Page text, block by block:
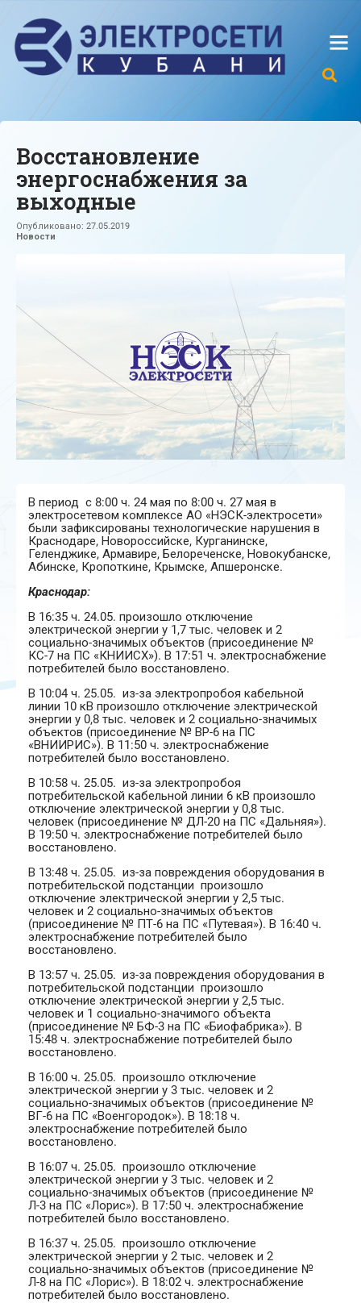
Восстановление
энергоснабжения за
выходные
Опубликовано: 27.05.2019
Новости
В период с 8:00 ч. 24 мая по 8:00 ч. 27 мая в
электросетевом комплексе АО «НЭСК-электросети»
были зафиксированы технологические нарушения в
Краснодаре, Новороссийске, Курганинске,
Геленджике, Армавире, Белореченске, Новокубанске,
Абинске, Кропоткине, Крымске, Апшеронске.
Краснодар:
В 16:35 ч. 24.05. произошло отключение
электрической энергии у 1,7 тыс. человек и 2
социально-значимых объектов (присоединение №
КС-7 на ПС «КНИИСХ»). В 17:51 ч. электроснабжение
потребителей было восстановлено.
В 10:04 ч. 25.05. из-за электропробоя кабельной
линии 10 кВ произошло отключение электрической
энергии у 0,8 тыс. человек и 2 социально-значимых
объектов (присоединение № ВР-6 на ПС
«ВНИИРИС»). В 11:50 ч. электроснабжение
потребителей было восстановлено.
В 10:58 ч. 25.05. из-за электропробоя
потребительской кабельной линии 6 кВ произошло
отключение электрической энергии у 0,8 тыс.
человек (присоединение № ДЛ-20 на ПС «Дальняя»).
В 19:50 ч. электроснабжение потребителей было
восстановлено.
В 13:48 ч. 25.05. из-за повреждения оборудования в
потребительской подстанции произошло
отключение электрической энергии у 2,5 тыс.
человек и 2 социально-значимых объектов
(присоединение № ПТ-6 на ПС «Путевая»). В 16:40 ч.
электроснабжение потребителей было
восстановлено.
В 13:57 ч. 25.05. из-за повреждения оборудования в
потребительской подстанции произошло
отключение электрической энергии у 2,5 тыс.
человек и 1 социально-значимого объекта
(присоединение № БФ-3 на ПС «Биофабрика»). В
15:48 ч. электроснабжение потребителей было
восстановлено.
В 16:00 ч. 25.05. произошло отключение
электрической энергии у 3 тыс. человек и 2
социально-значимых объектов (присоединение №
ВГ-6 на ПС «Военгородок»). В 18:18 ч.
электроснабжение потребителей было
восстановлено.
В 16:07 ч. 25.05. произошло отключение
электрической энергии у 3 тыс. человек и 2
социально-значимых объектов (присоединение №
Л-3 на ПС «Лорис»). В 17:50 ч. электроснабжение
потребителей было восстановлено.
В 16:37 ч. 25.05. произошло отключение
электрической энергии у 2 тыс. человек и 2
социально-значимых объектов (присоединение №
Л-8 на ПС «Лорис»). В 18:02 ч. электроснабжение
потребителей было восстановлено.